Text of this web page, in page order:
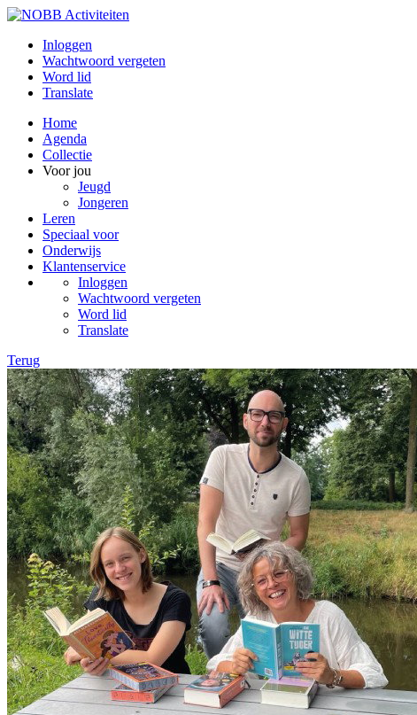
Inloggen
Wachtwoord vergeten
Word lid
Translate
Home
Agenda
Collectie
Voor jou
Jeugd
Jongeren
Leren
Speciaal voor
Onderwijs
Klantenservice
Inloggen
Wachtwoord vergeten
Word lid
Translate
Terug